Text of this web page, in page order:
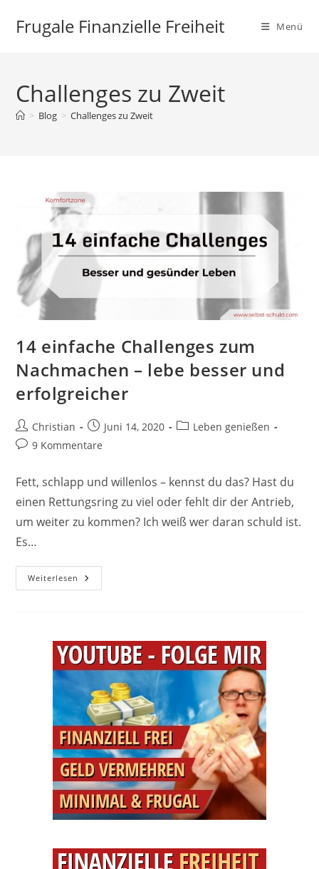
InhaltFrugale Finanzielle Freiheit Menü
Challenges zu Zweit
> Blog > Challenges zu Zweit
14 einfache Challenges zum
Nachmachen – lebe besser und
erfolgreicher
Beitrags-
Autor:
Christian
Beitrag
veröffentlicht:
Juni 14, 2020
Beitrags-
Leben genießen
Beitrags-
9 Kommentare
Fett, schlapp und willenlos – kennst du das? Hast du
einen Rettungsring zu viel oder fehlt dir der Antrieb,
um weiter zu kommen? Ich weiß wer daran schuld ist.
Es…
Weiterlesen 14
Einfache
Lebe
Besser
Und
Erfolgreicher